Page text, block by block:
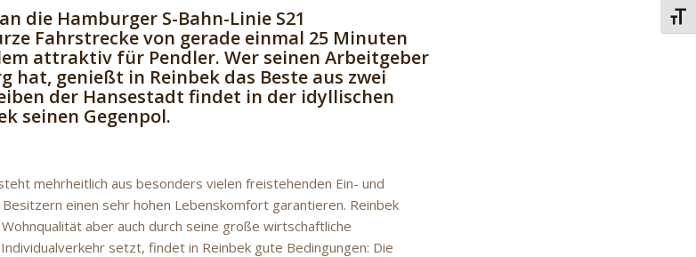
die Hamburger S-Bahn-Linie S21
Fahrstrecke von gerade einmal 25 Minuten
attraktiv für Pendler. Wer seinen Arbeitgeber
hat, genießt in Reinbek das Beste aus zwei
der Hansestadt findet in der idyllischen
seinen Gegenpol.
mehrheitlich aus besonders vielen freistehenden Ein- und
einen sehr hohen Lebenskomfort garantieren. Reinbek
aber auch durch seine große wirtschaftliche
setzt, findet in Reinbek gute Bedingungen: Die